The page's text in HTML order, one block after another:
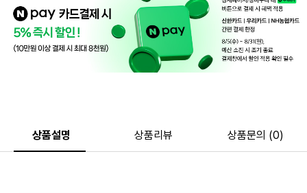
상품설명 상품리뷰 상품문의 (0)